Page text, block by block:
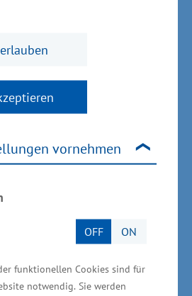
vornehmen
OFF ON
funktionellen Cookies sind für
notwendig. Sie werden
Die Iraner sind bereit,
höheren Preis zu
Gebiet der
ist im Iran sehr
Medizintechnik,
insbesondere auf